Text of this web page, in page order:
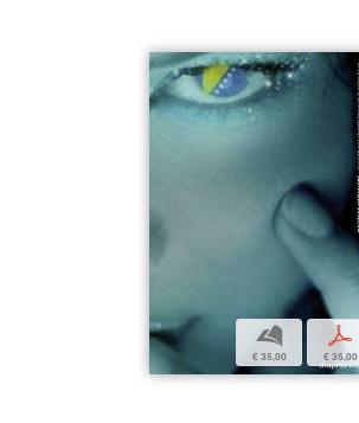
b
€ 35,00
p
€ 35,00